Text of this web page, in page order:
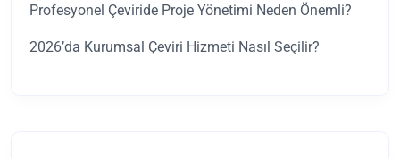
Profesyonel Çeviride Proje Yönetimi Neden Önemli?
2026’da Kurumsal Çeviri Hizmeti Nasıl Seçilir?